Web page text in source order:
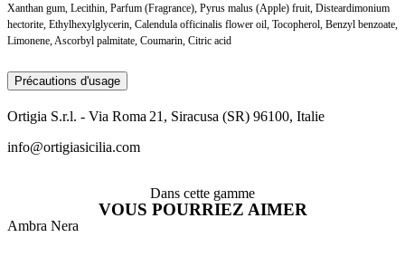
Xanthan gum, Lecithin, Parfum (Fragrance), Pyrus malus (Apple) fruit, Disteardimonium
hectorite, Ethylhexylglycerin, Calendula officinalis flower oil, Tocopherol, Benzyl benzoate,
Limonene, Ascorbyl palmitate, Coumarin, Citric acid
Précautions d'usage
Ortigia S.r.l. - Via Roma 21, Siracusa (SR) 96100, Italie
info@ortigiasicilia.com
Dans cette gamme
VOUS POURRIEZ AIMER
Ambra Nera